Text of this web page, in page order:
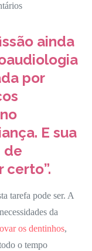
o
que
e
pode
o
filho?
ainda
por
E sua
de
certo”.
tarefa pode ser. A
da
os dentinhos,
o tempo